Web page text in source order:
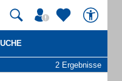
2 Ergebnisse